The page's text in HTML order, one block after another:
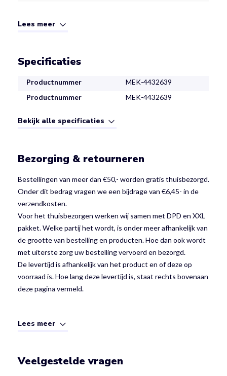
Lees meer
Specificaties
Productnummer
MEK-4432639
Productnummer
MEK-4432639
Bekijk alle specificaties
Bezorging & retourneren
Bestellingen van meer dan €50,- worden gratis thuisbezorgd.
Onder dit bedrag vragen we een bijdrage van €6,45- in de
verzendkosten.
Voor het thuisbezorgen werken wij samen met DPD en XXL
pakket. Welke partij het wordt, is onder meer afhankelijk van
de grootte van bestelling en producten. Hoe dan ook wordt
met uiterste zorg uw bestelling vervoerd en bezorgd.
De levertijd is afhankelijk van het product en of deze op
voorraad is. Hoe lang deze levertijd is, staat rechts bovenaan
deze pagina vermeld.
Lees meer
Veelgestelde vragen